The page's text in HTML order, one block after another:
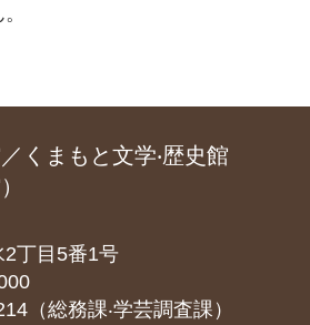
くまもと文学‧歴史館
丁目5番1号
（総務課‧学芸調査課）